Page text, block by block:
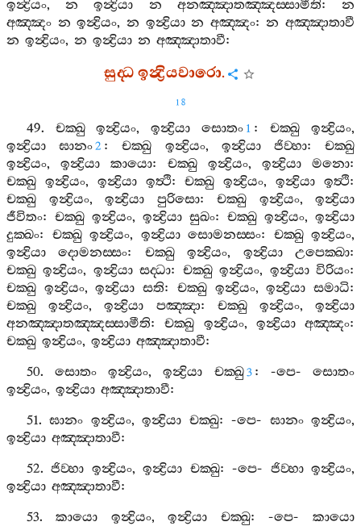
ඉන්‍ද්‍රියං,න ඉන්‍ද්‍රියා න අනඤ‍්ඤාතඤ‍්ඤස‍්සාමීති:න
අඤ‍්ඤං න ඉන්‍ද්‍රියං, න ඉන්‍ද්‍රියා න අඤ‍්ඤං:න අඤ‍්ඤාතාවී
න ඉන්‍ද්‍රියං, න ඉන්‍ද්‍රියා න අඤ‍්ඤාතාවී:
සුද‍්ධඉන්‍ද්‍රියවාරො.
18
49. චක‍්ඛු ඉන්‍ද්‍රියං,ඉන්‍ද්‍රියා සොතං 1 :චක‍්ඛු ඉන්‍ද්‍රියං,
ඉන්‍ද්‍රියා
ඝානං2 :චක‍්ඛු ඉන්‍ද්‍රියං, ඉන්‍ද්‍රියා ජිව‍්හා:චක‍්ඛු
ඉන්‍ද්‍රියං, ඉන්‍ද්‍රියා කායො: චක‍්ඛු ඉන්‍ද්‍රියං, ඉන්‍ද්‍රියා මනො:
චක‍්ඛු ඉන්‍ද්‍රියං, ඉන්‍ද්‍රියා ඉත්‍ථි:චක‍්ඛු ඉන්‍ද්‍රියං,ඉන්‍ද්‍රියා ඉත්‍ථි:
චක‍්ඛු
ඉන්‍ද්‍රියං, ඉන්‍ද්‍රියා පුරිසො: චක‍්ඛු ඉන්‍ද්‍රියං, ඉන්‍ද්‍රියා
ජීවිතං: චක‍්ඛු ඉන්‍ද්‍රියං, ඉන්‍ද්‍රියා සුඛං: චක‍්ඛු ඉන්‍ද්‍රියං, ඉන්‍ද්‍රියා
දුක‍්ඛං: චක‍්ඛු ඉන්‍ද්‍රියං, ඉන්‍ද්‍රියා සොමනස‍්සං: චක‍්ඛු ඉන්‍ද්‍රියං,
ඉන්‍ද්‍රියා
දොමනස‍්සං: චක‍්ඛු ඉන්‍ද්‍රියං, ඉන්‍ද්‍රියා උපෙක‍්ඛා:
චක‍්ඛු ඉන්‍ද්‍රියං, ඉන්‍ද්‍රියා සද‍්ධා: චක‍්ඛු ඉන්‍ද්‍රියං, ඉන්‍ද්‍රියා විරියං:
චක‍්ඛු ඉන්‍ද්‍රියං,ඉන්‍ද්‍රියා සති: චක‍්ඛු ඉන්‍ද්‍රියං,ඉන්‍ද්‍රියා සමාධි:
චක‍්ඛු
ඉන්‍ද්‍රියං,ඉන්‍ද්‍රියා පඤ‍්ඤා: චක‍්ඛු ඉන්‍ද්‍රියං,ඉන්‍ද්‍රියා
අනඤ‍්ඤාතඤ‍්ඤස‍්සාමීති:චක‍්ඛු ඉන්‍ද්‍රියං, ඉන්‍ද්‍රියා අඤ‍්ඤං:
චක‍්ඛු ඉන්‍ද්‍රියං, ඉන්‍ද්‍රියා අඤ‍්ඤාතාවී:
50. සොතං ඉන්‍ද්‍රියං,ඉන්‍ද්‍රියා චක‍්ඛු 3 : -පෙ-සොතං
ඉන්‍ද්‍රියං, ඉන්‍ද්‍රියා අඤ‍්ඤාතාවී:
51.ඝානං ඉන්‍ද්‍රියං,ඉන්‍ද්‍රියා චක‍්ඛු: -පෙ- ඝානං ඉන්‍ද්‍රියං,
ඉන්‍ද්‍රියා අඤ‍්ඤාතාවී:
52.ජිව‍්හා ඉන්‍ද්‍රියං,ඉන්‍ද්‍රියා චක‍්ඛු: -පෙ- ජිව‍්හා ඉන්‍ද්‍රියං,
ඉන්‍ද්‍රියා අඤ‍්ඤාතාවී:
53.කායො ඉන්‍ද්‍රියං,ඉන්‍ද්‍රියා චක‍්ඛු: -පෙ- කායො